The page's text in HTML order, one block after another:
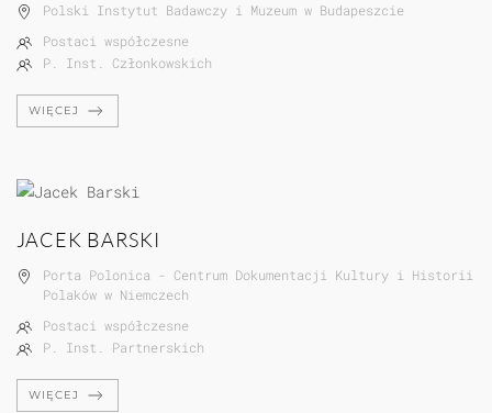
Polski Instytut Badawczy i Muzeum w Budapeszcie
Postaci współczesne
P. Inst. Członkowskich
WIĘCEJ
JACEK BARSKI
Porta Polonica - Centrum Dokumentacji Kultury i Historii
Polaków w Niemczech
Postaci współczesne
P. Inst. Partnerskich
WIĘCEJ